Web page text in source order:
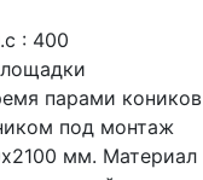
: 400
парами коников
под монтаж
мм. Материал